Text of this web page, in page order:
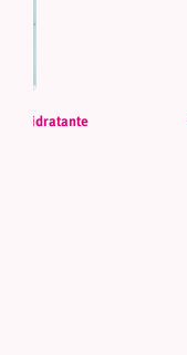
Hidratante